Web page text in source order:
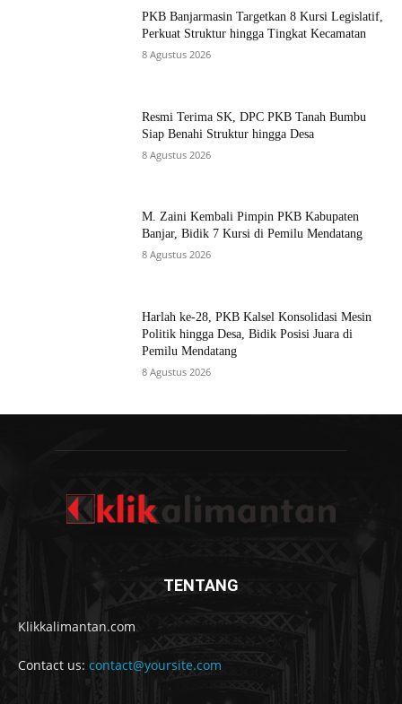
PKB Banjarmasin Targetkan 8 Kursi Legislatif,
Perkuat Struktur hingga Tingkat Kecamatan
8 Agustus 2026
Resmi Terima SK, DPC PKB Tanah Bumbu
Siap Benahi Struktur hingga Desa
8 Agustus 2026
M. Zaini Kembali Pimpin PKB Kabupaten
Banjar, Bidik 7 Kursi di Pemilu Mendatang
8 Agustus 2026
Harlah ke-28, PKB Kalsel Konsolidasi Mesin
Politik hingga Desa, Bidik Posisi Juara di
Pemilu Mendatang
8 Agustus 2026
TENTANG
Klikkalimantan.com
Contact us: contact@yoursite.com